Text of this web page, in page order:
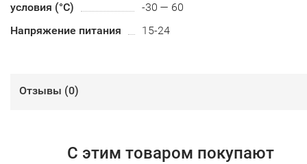
условия (°С)
-30 — 60
Напряжение питания
15-24
Отзывы (0)
С этим товаром покупают